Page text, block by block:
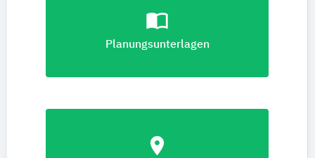
import_contacts
Planungsunterlagen
location_on